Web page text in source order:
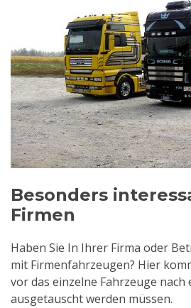
Besonders
Firmen
Haben Sie In Ihrer Firma oder
mit Firmenfahrzeugen? Hier
vor das einzelne Fahrzeuge
ausgetauscht werden müssen.